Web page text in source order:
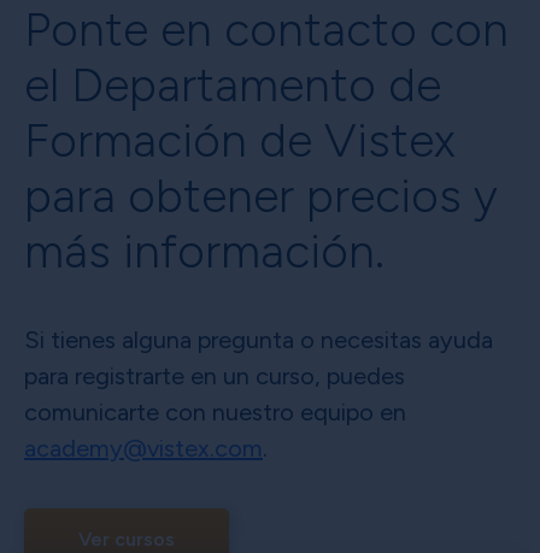
Ponte en contacto con
el Departamento de
Formación de Vistex
para obtener precios y
más información.
Si tienes alguna pregunta o necesitas ayuda
para registrarte en un curso, puedes
comunicarte con nuestro equipo en
academy@vistex.com.
Ver cursos